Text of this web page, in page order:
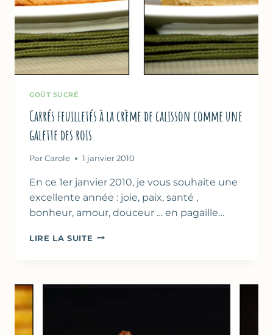
GOÛT SUCRÉ
Carrés feuilletés à la crème de calisson comme une
galette des rois
Par Carole 1 janvier 2010
En ce 1er janvier 2010, je vous souhaite une
excellente année : joie, paix, santé ,
bonheur, amour, douceur … en pagaille…
LIRE LA SUITE CARRÉS
CRÈME